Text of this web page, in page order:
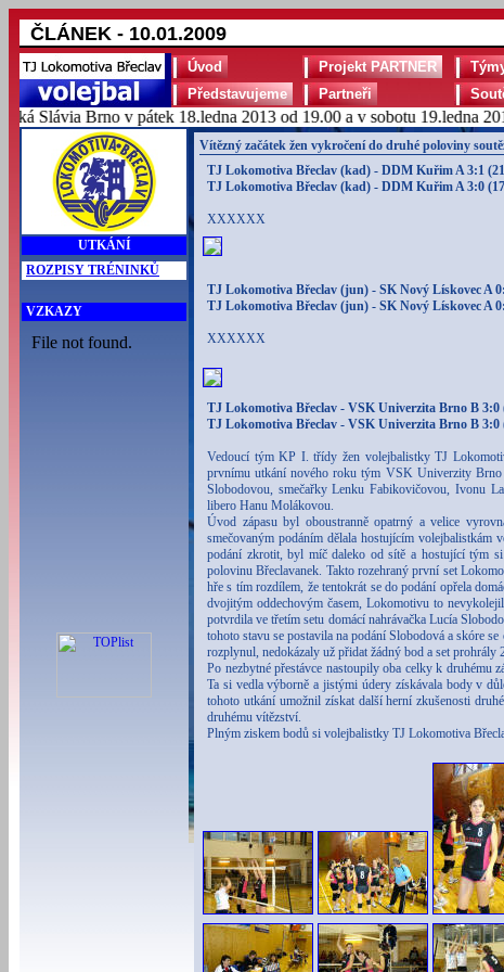
ČLÁNEK - 10.01.2009
Úvod Projekt PARTNER
Představujeme
Partneři
Brno v pátek 18.ledna 2013 od 19.00 a v sobotu 19.ledna
UTKÁNÍ
ROZPISY TRÉNINKŮ
VZKAZY
Vítězný začátek žen vykročení do druhé poloviny
TJ Lokomotiva Břeclav (kad) - DDM Kuřim A 3:1
TJ Lokomotiva Břeclav (kad) - DDM Kuřim A 3:0
XXXXXX
TJ Lokomotiva Břeclav (jun) - SK Nový Lískovec A
TJ Lokomotiva Břeclav (jun) - SK Nový Lískovec A
XXXXXX
TJ Lokomotiva Břeclav - VSK Univerzita Brno B 3:0
TJ Lokomotiva Břeclav - VSK Univerzita Brno B 3:0
Vedoucí tým KP I. třídy žen volejbalistky TJ
prvnímu utkání nového roku tým VSK Univerzity
Slobodovou, smečařky Lenku Fabikovičovou, Ivonu
libero Hanu Molákovou.
Úvod zápasu byl oboustranně opatrný a velice
smečovaným podáním dělala hostujícím
podání zkrotit, byl míč daleko od sítě a hostující tým
polovinu Břeclavanek. Takto rozehraný první set
hře s tím rozdílem, že tentokrát se do podání opřela
dvojitým oddechovým časem, Lokomotivu to
potvrdila ve třetím setu domácí nahrávačka Lucía
tohoto stavu se postavila na podání Slobodová a skóre
rozplynul, nedokázaly už přidat žádný bod a set prohrály
Po nezbytné přestávce nastoupily oba celky k druhému
Ta si vedla výborně a jistými údery získávala body v
tohoto utkání umožnil získat další herní zkušenosti
druhému vítězství.
Plným ziskem bodů si volejbalistky TJ Lokomotiva